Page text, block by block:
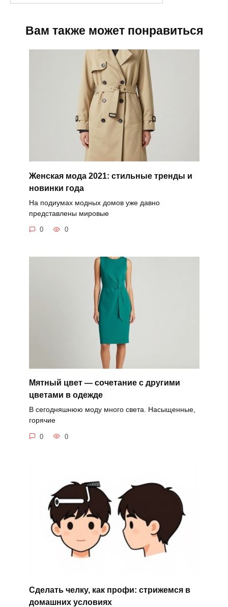
Вам также может понравиться
Женская мода 2021: стильные тренды и
новинки года
На подиумах модных домов уже давно
представлены мировые
0 0
Мятный цвет — сочетание с другими
цветами в одежде
В сегодняшнюю моду много света. Насыщенные,
горячие
0 0
Сделать челку, как профи: стрижемся в
домашних условиях